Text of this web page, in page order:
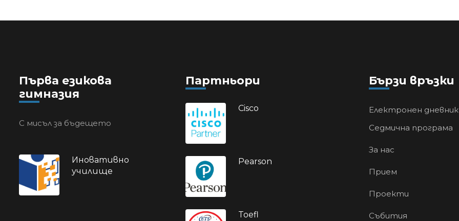
Първа езикова
гимназия
С мисъл за бъдещето
Иновативно
училище
Партньори
Cisco
Pearson
Toefl
Бързи връзки
Електронен дневник
Седмична програма
За нас
Прием
Проекти
Събития